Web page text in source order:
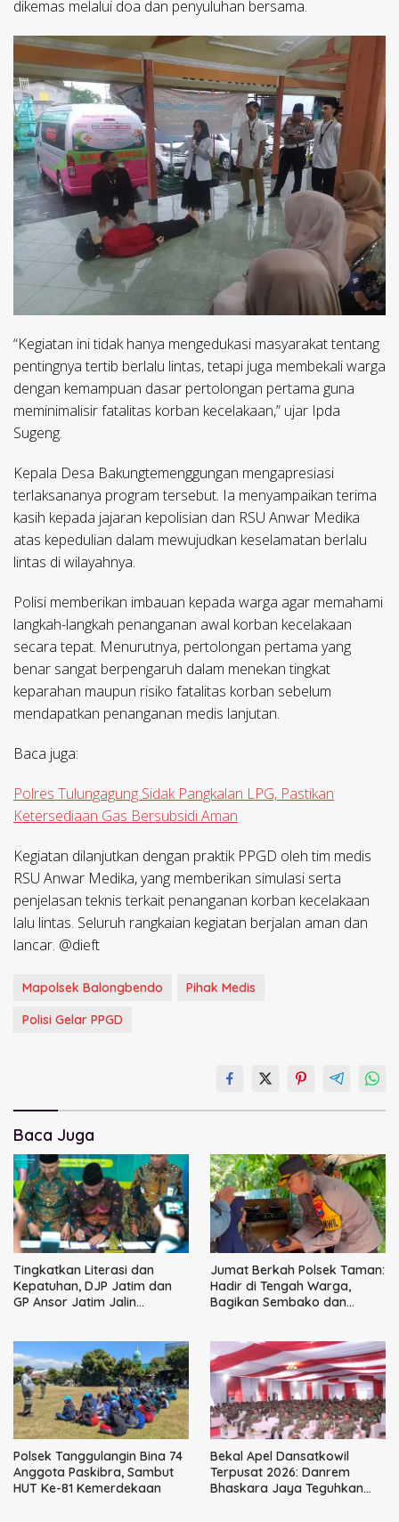
dikemas melalui doa dan penyuluhan bersama.
“Kegiatan ini tidak hanya mengedukasi masyarakat tentang
pentingnya tertib berlalu lintas, tetapi juga membekali warga
dengan kemampuan dasar pertolongan pertama guna
meminimalisir fatalitas korban kecelakaan,” ujar Ipda
Sugeng.
Kepala Desa Bakungtemenggungan mengapresiasi
terlaksananya program tersebut. Ia menyampaikan terima
kasih kepada jajaran kepolisian dan RSU Anwar Medika
atas kepedulian dalam mewujudkan keselamatan berlalu
lintas di wilayahnya.
Polisi memberikan imbauan kepada warga agar memahami
langkah-langkah penanganan awal korban kecelakaan
secara tepat. Menurutnya, pertolongan pertama yang
benar sangat berpengaruh dalam menekan tingkat
keparahan maupun risiko fatalitas korban sebelum
mendapatkan penanganan medis lanjutan.
Baca juga:
Polres Tulungagung Sidak Pangkalan LPG, Pastikan
Ketersediaan Gas Bersubsidi Aman
Kegiatan dilanjutkan dengan praktik PPGD oleh tim medis
RSU Anwar Medika, yang memberikan simulasi serta
penjelasan teknis terkait penanganan korban kecelakaan
lalu lintas. Seluruh rangkaian kegiatan berjalan aman dan
lancar. @dieft
Mapolsek Balongbendo
Pihak Medis
Polisi Gelar PPGD
Baca Juga
Tingkatkan Literasi dan
Kepatuhan, DJP Jatim dan
GP Ansor Jatim Jalin
Jumat Berkah Polsek Taman:
Hadir di Tengah Warga,
Bagikan Sembako dan
Polsek Tanggulangin Bina 74
Anggota Paskibra, Sambut
HUT Ke-81 Kemerdekaan
Bekal Apel Dansatkowil
Terpusat 2026: Danrem
Bhaskara Jaya Teguhkan